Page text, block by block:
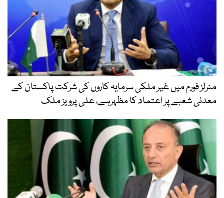
منرلز فورم میں غیر ملکی سرمایہ کاروں کی شرکت پاکستان کے
معدنی شعبے پر اعتماد کا مظہرہے، علی پرویز ملک